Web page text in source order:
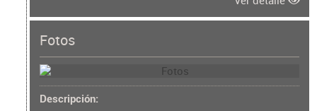
Fotos
Descripción